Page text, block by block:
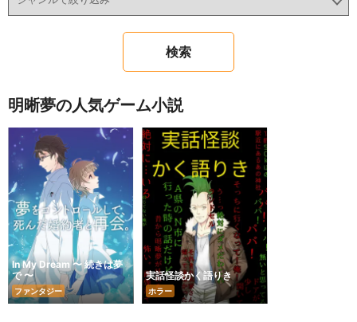
明晰夢の人気ゲーム小説
In My Dream 〜 続きは夢
で 〜
ファンタジー
実話怪談かく語りき
ホラー